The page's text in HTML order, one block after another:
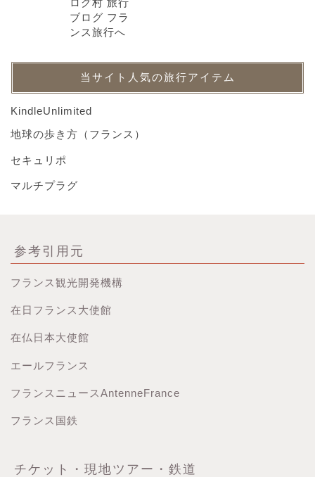
当サイト人気の旅行アイテム
KindleUnlimited
地球の歩き方（フランス）
セキュリポ
マルチプラグ
参考引用元
フランス観光開発機構
在日フランス大使館
在仏日本大使館
エールフランス
フランスニュースAntenneFrance
フランス国鉄
チケット・現地ツアー・鉄道